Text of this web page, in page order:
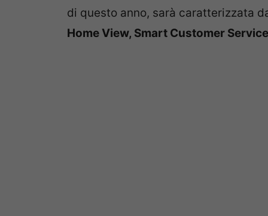
di questo anno, sarà caratterizzata
Home View, Smart Customer